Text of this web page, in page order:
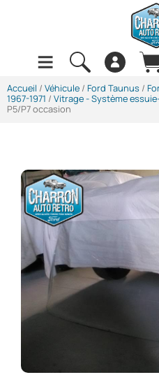
Accueil / Véhicule / Ford Taunus /
1967-1971 / Vitrage - Système
P5/P7 occasion